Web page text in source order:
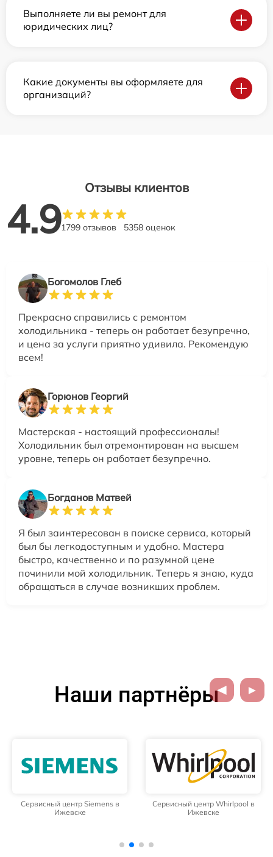
Выполняете ли вы ремонт для
юридических лиц?
Какие документы вы оформляете для
организаций?
Отзывы клиентов
4.91799 отзывов 5358 оценок
Богомолов Глеб
Прекрасно справились с ремонтом
холодильника - теперь он работает безупречно,
и цена за услуги приятно удивила. Рекомендую
всем!
Горюнов Георгий
Мастерская - настоящий профессионалы!
Холодильник был отремонтирован на высшем
уровне, теперь он работает безупречно.
Богданов Матвей
Я был заинтересован в поиске сервиса, который
был бы легкодоступным и удобно. Мастера
быстро, качественно и по разумной цене
починили мой холодильник. Теперь я знаю, куда
обращаться в случае возникших проблем.
Наши партнёры
Сервисный центр Siemens в
Ижевске
Сервисный центр Whirlpool в
Ижевске